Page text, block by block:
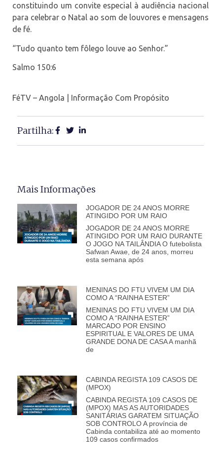
constituindo um convite especial à audiência nacional
para celebrar o Natal ao som de louvores e mensagens
de fé.
“Tudo quanto tem fôlego louve ao Senhor.”
Salmo 150:6
FéTV – Angola | Informação Com Propósito
Partilha:
Mais Informações
JOGADOR DE 24 ANOS MORRE
ATINGIDO POR UM RAIO
JOGADOR DE 24 ANOS MORRE
ATINGIDO POR UM RAIO DURANTE
O JOGO NA TAILÂNDIA O futebolista
Safwan Awae, de 24 anos, morreu
esta semana após
MENINAS DO FTU VIVEM UM DIA
COMO A “RAINHA ESTER”
MENINAS DO FTU VIVEM UM DIA
COMO A “RAINHA ESTER”
MARCADO POR ENSINO
ESPIRITUAL E VALORES DE UMA
GRANDE DONA DE CASA A manhã
de
CABINDA REGISTA 109 CASOS DE
(MPOX)
CABINDA REGISTA 109 CASOS DE
(MPOX) MAS AS AUTORIDADES
SANITÁRIAS GARATEM SITUAÇÃO
SOB CONTROLO A província de
Cabinda contabiliza até ao momento
109 casos confirmados